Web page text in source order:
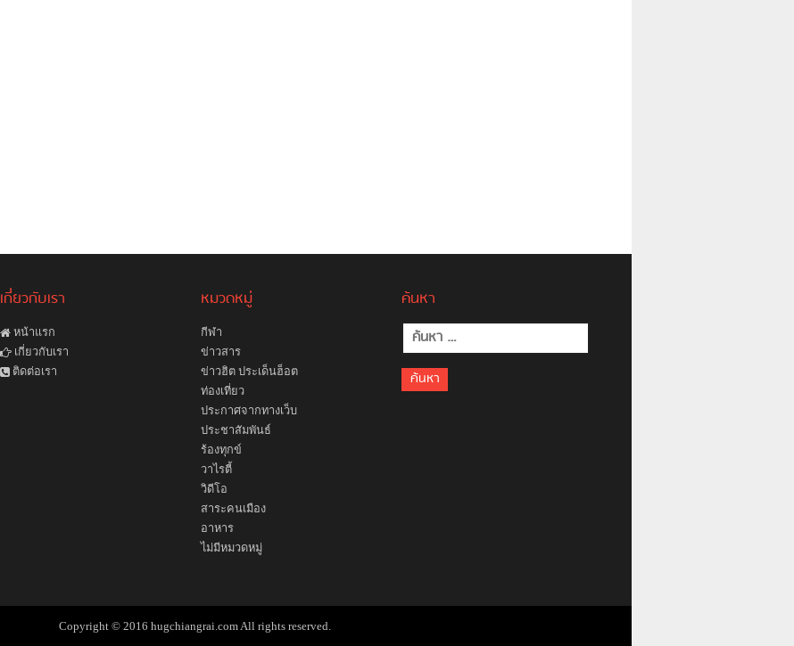
เกี่ยวกับเรา
หน้าแรก
เกี่ยวกับเรา
ติดต่อเรา
หมวดหมู่
กีฬา
ข่าวสาร
ข่าวฮิต ประเด็นฮ็อต
ท่องเที่ยว
ประกาศจากทางเว็บ
ประชาสัมพันธ์
ร้องทุกข์
วาไรตี้
วิดีโอ
สาระคนเมือง
อาหาร
ไม่มีหมวดหมู่
ค้นหา
ค้นหา
สำหรับ:
Copyright © 2016 hugchiangrai.com All rights reserved.